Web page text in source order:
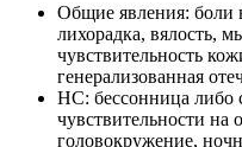
Общие явления: боли
лихорадка, вялость,
чувствительность
генерализованная
НС: бессонница либо
чувствительности на
головокружение,